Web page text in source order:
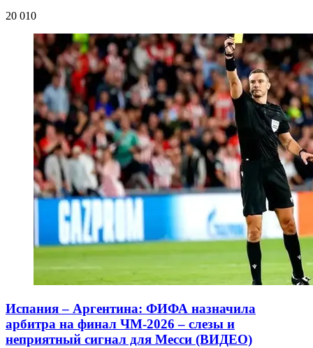
20 010
Испания – Аргентина: ФИФА назначила
арбитра на финал ЧМ-2026 – слезы и
неприятный сигнал для Месси (ВИДЕО)